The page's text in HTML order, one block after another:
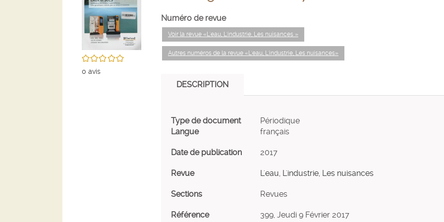
/5
0 avis
Numéro de revue
Voir la revue «L'eau, L'industrie, Les nuisances »
Autres numéros de la revue «L'eau, L'industrie, Les nuisances»
DESCRIPTION
Type de document
Périodique
Langue
français
Date de publication 2017
Revue L'eau, L'industrie, Les nuisances
Sections Revues
Référence 399, Jeudi 9 Février 2017